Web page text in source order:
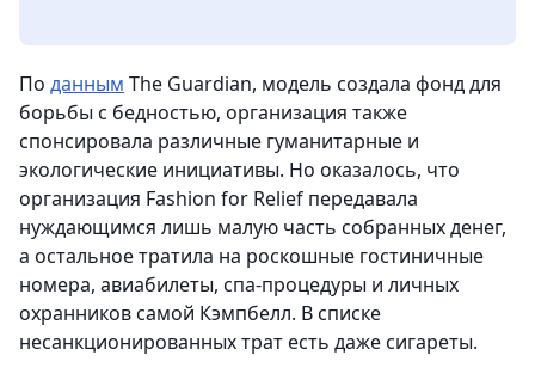
По данным The Guardian, модель создала фонд для
борьбы с бедностью, организация также
спонсировала различные гуманитарные и
экологические инициативы. Но оказалось, что
организация Fashion for Relief передавала
нуждающимся лишь малую часть собранных денег,
а остальное тратила на роскошные гостиничные
номера, авиабилеты, спа-процедуры и личных
охранников самой Кэмпбелл. В списке
несанкционированных трат есть даже сигареты.